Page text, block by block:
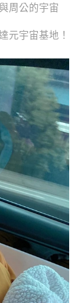
周公的宇宙
元宇宙基地！